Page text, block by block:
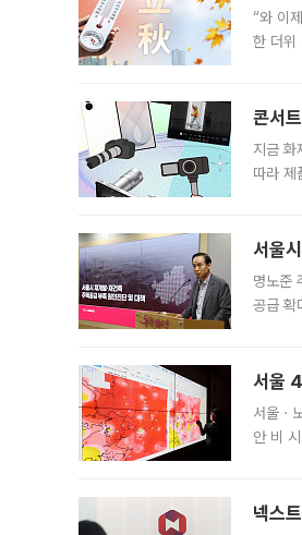
“와 이
한 더위
콘서
지금 화
따라 제
서울
명노준
공급 확
서울
서울ㆍ
안 비
넥스